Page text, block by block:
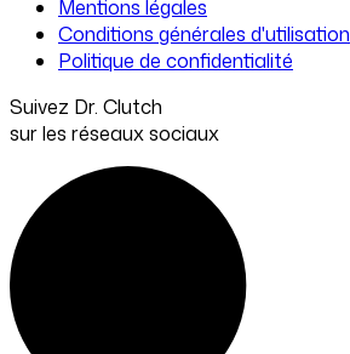
Mentions légales
Conditions générales d'utilisation
Politique de confidentialité
Suivez Dr. Clutch
sur les réseaux sociaux